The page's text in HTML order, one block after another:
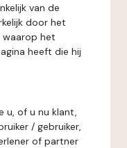
van de
door het
het
heeft die hij
u, of u nu klant,
/ gebruiker,
of partner